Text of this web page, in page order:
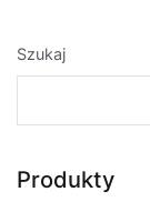
Szukaj
Produkty